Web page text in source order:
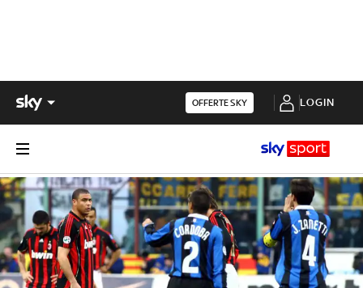
OFFERTE SKY LOGIN